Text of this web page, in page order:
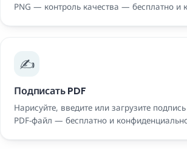
PNG — контроль качества — бесплатно и
✍️
Подписать PDF
Нарисуйте, введите или загрузите
PDF-файл — бесплатно и